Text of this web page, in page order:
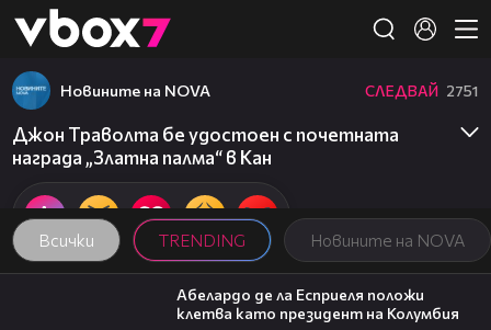
👾
Всички TRENDING Новините на NOVA
Новините на NOVA СЛЕДВАЙ 2751
Джон Траволта бе удостоен с почетната
награда „Златна палма“ в Кан
03:25
Абелардо де ла Есприеля положи
клетва като президент на Колумбия